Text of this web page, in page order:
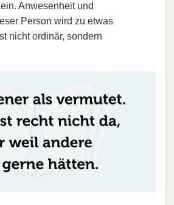
Anwesenheit und
Person wird zu etwas
nicht ordinär, sondern